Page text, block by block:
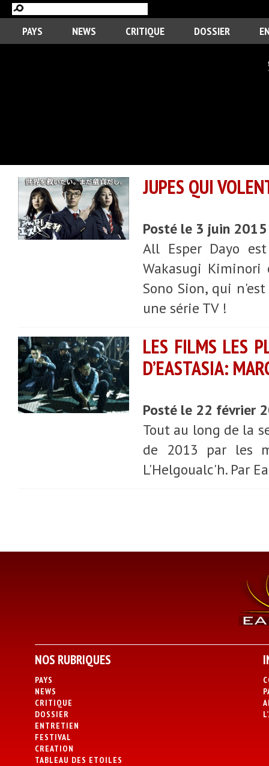
PAYS NEWS CRITIQUE DOSSIER
JUPES QUI
Posté le 3 juin
All Esper Dayo
Wakasugi
Sono Sion, qui
une série TV !
LES FILMS LES
D’EASTASIA:
Posté le 22 février
Tout au long de la
de 2013 par les
L'Helgoualc'h. Par
NOS RUBRIQUES
PAYS
NEWS
CRITIQUE
DOSSIER
ENTRETIEN
FESTIVAL
CREATION
TABLEAU DES ETOILES